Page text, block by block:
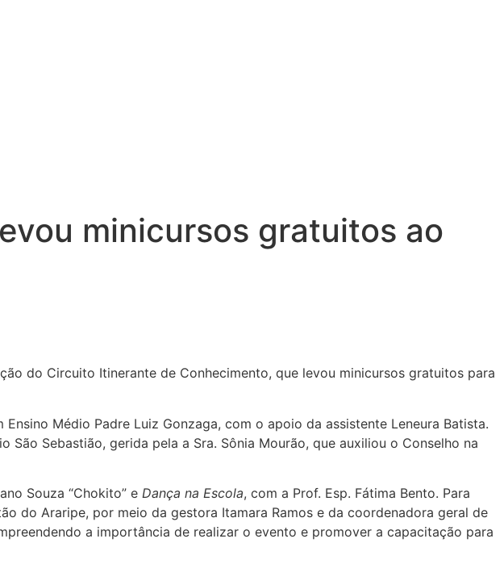
minicursos gratuitos ao
do Circuito Itinerante de Conhecimento, que levou minicursos gratuitos para
Médio Padre Luiz Gonzaga, com o apoio da assistente Leneura Batista.
Sebastião, gerida pela a Sra. Sônia Mourão, que auxiliou o Conselho na
Souza “Chokito” e Dança na Escola, com a Prof. Esp. Fátima Bento. Para
do Araripe, por meio da gestora Itamara Ramos e da coordenadora geral de
a importância de realizar o evento e promover a capacitação para